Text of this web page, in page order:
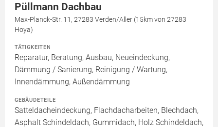
Püllmann Dachbau
Max-Planck-Str. 11, 27283 Verden/Aller (15km von 27283
Hoya)
TÄTIGKEITEN
Reparatur, Beratung, Ausbau, Neueindeckung,
Dämmung / Sanierung, Reinigung / Wartung,
Innendämmung, Außendämmung
GEBÄUDETEILE
Satteldacheindeckung, Flachdacharbeiten, Blechdach,
Asphalt Schindeldach, Gummidach, Holz Schindeldach,